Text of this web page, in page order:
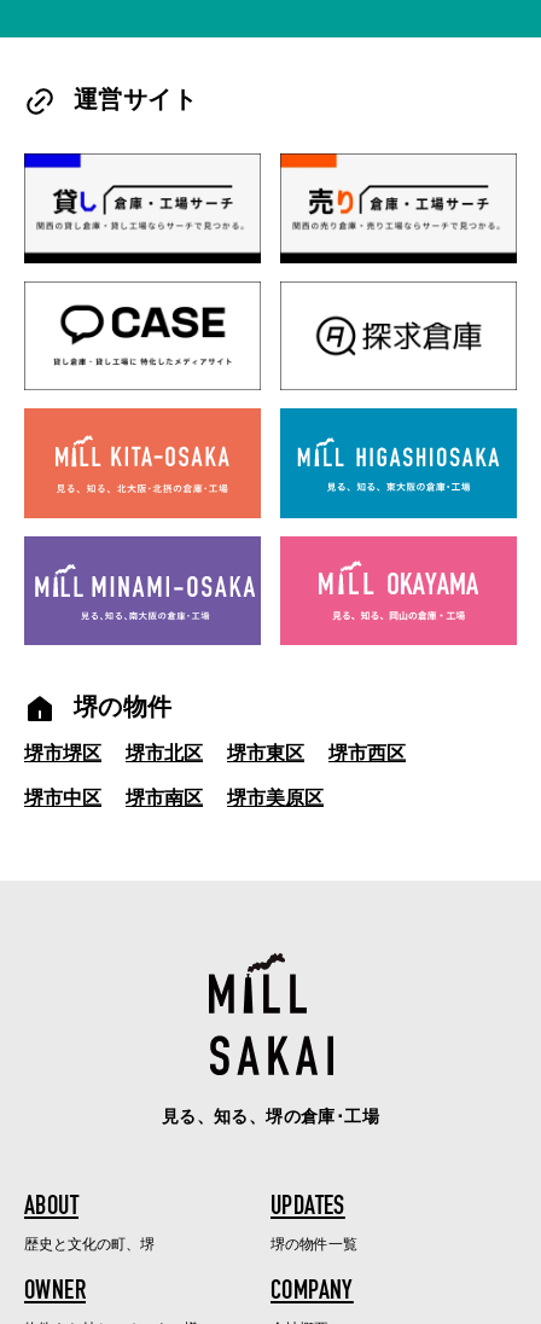
運営サイト
堺の物件
堺市堺区 堺市北区 堺市東区 堺市西区
堺市中区 堺市南区 堺市美原区
見る、知る、堺の倉庫･工場
ABOUT
歴史と文化の町、堺
UPDATES
堺の物件一覧
OWNER COMPANY